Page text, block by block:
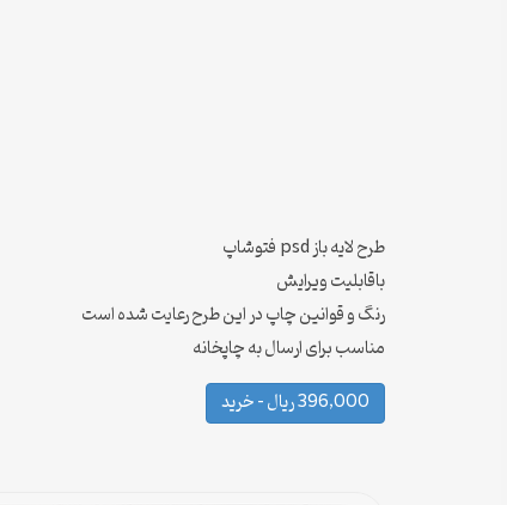
طرح لایه باز psd فتوشاپ
باقابلیت ویرایش
رنگ و قوانین چاپ در این طرح رعایت شده است
مناسب برای ارسال به چاپخانه
396,000 ریال – خرید